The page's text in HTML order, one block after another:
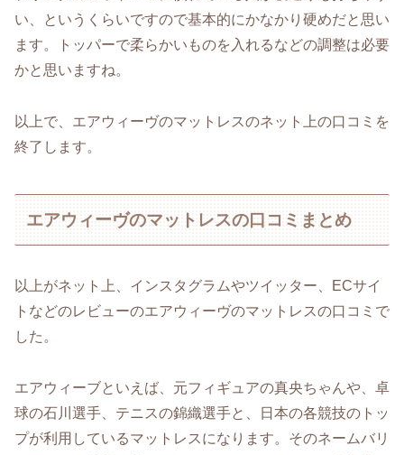
い、というくらいですので基本的にかなかり硬めだと思い
ます。トッパーで柔らかいものを入れるなどの調整は必要
かと思いますね。
以上で、エアウィーヴのマットレスのネット上の口コミを
終了します。
エアウィーヴのマットレスの口コミまとめ
以上がネット上、インスタグラムやツイッター、ECサイ
トなどのレビューのエアウィーヴのマットレスの口コミで
した。
エアウィーブといえば、元フィギュアの真央ちゃんや、卓
球の石川選手、テニスの錦織選手と、日本の各競技のトッ
プが利用しているマットレスになります。そのネームバリ